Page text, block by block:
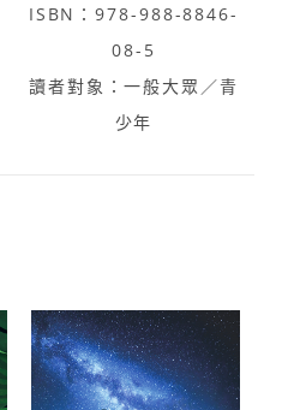
ISBN：978-988-8846-
08-5
讀者對象：一般大眾／青
少年